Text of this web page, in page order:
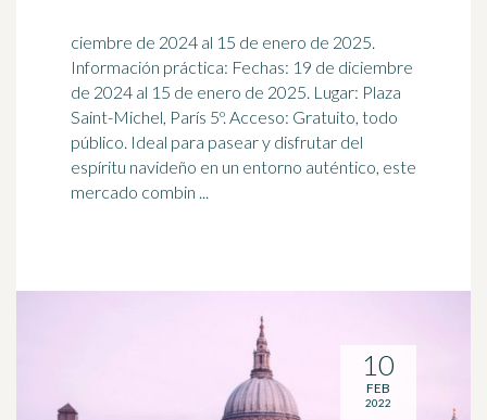
ciembre de 2024 al 15 de enero de 2025.
Información práctica: Fechas: 19 de diciembre
de 2024 al 15 de enero de 2025. Lugar: Plaza
Saint-Michel, París 5º. Acceso: Gratuito, todo
público. Ideal para pasear y disfrutar del
espíritu navideño en un entorno auténtico, este
mercado combin ...
10
FEB
2022